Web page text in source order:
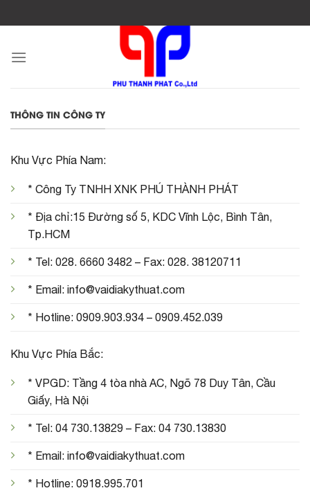
to
THÔNG TIN CÔNG TY
Khu Vực Phía Nam:
* Công Ty TNHH XNK PHÚ THÀNH PHÁT
* Địa chỉ:15 Đường số 5, KDC Vĩnh Lộc, Bình Tân,
Tp.HCM
* Tel: 028. 6660 3482 – Fax: 028. 38120711
* Email: info@vaidiakythuat.com
* Hotline: 0909.903.934 – 0909.452.039
Khu Vực Phía Bắc:
* VPGD: Tầng 4 tòa nhà AC, Ngõ 78 Duy Tân, Cầu
Giấy, Hà Nội
* Tel: 04 730.13829 – Fax: 04 730.13830
* Email: info@vaidiakythuat.com
* Hotline: 0918.995.701